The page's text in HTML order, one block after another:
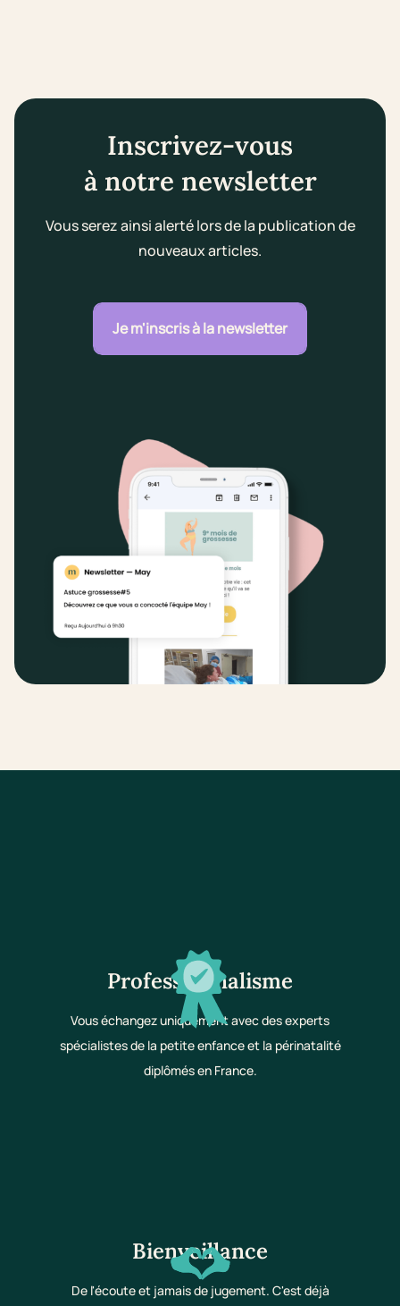
Inscrivez-vous
à notre newsletter
Vous serez ainsi alerté lors de la publication de
nouveaux articles.
Je m'inscris à la newsletter
Professionnalisme
Vous échangez uniquement avec des experts
spécialistes de la petite enfance et la périnatalité
diplômés en France.
Bienveillance
De l'écoute et jamais de jugement. C'est déjà